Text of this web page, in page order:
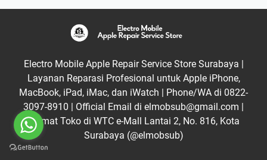
Electro Mobile Apple Repair Service Store Surabaya |
Layanan Reparasi Profesional untuk Apple iPhone,
MacBook, iPad, iMac, dan iWatch | Phone/WA di 0822-
3097-8910 | Official Email di elmobsub@gmail.com |
Alamat Toko di WTC e-Mall Lantai 2, No. 816, Kota
Surabaya (@elmobsub)